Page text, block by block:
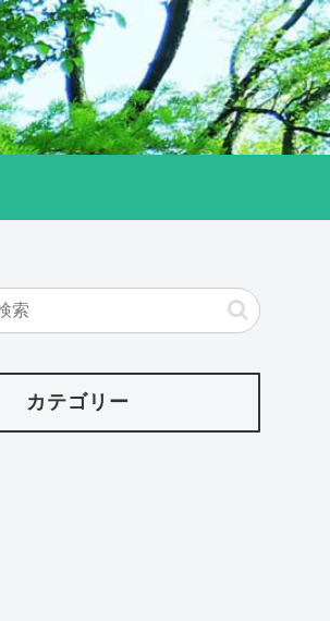
カテゴリー